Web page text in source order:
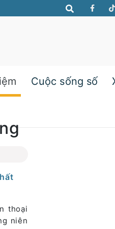
Cuộc sống số
thoại
niên